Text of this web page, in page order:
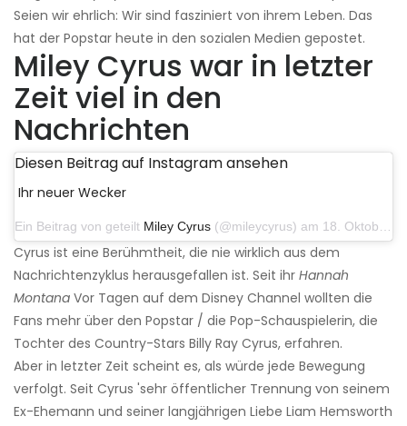
Seien wir ehrlich: Wir sind fasziniert von ihrem Leben. Das
hat der Popstar heute in den sozialen Medien gepostet.
Miley Cyrus war in letzter
Zeit viel in den
Nachrichten
Diesen Beitrag auf Instagram ansehen
Ihr neuer Wecker
Ein Beitrag von geteilt Miley Cyrus (@mileycyrus) am 18. Oktober 2019 um 19:03 Uhr PDT
Cyrus ist eine Berühmtheit, die nie wirklich aus dem
Nachrichtenzyklus herausgefallen ist. Seit ihr Hannah
Montana Vor Tagen auf dem Disney Channel wollten die
Fans mehr über den Popstar / die Pop-Schauspielerin, die
Tochter des Country-Stars Billy Ray Cyrus, erfahren.
Aber in letzter Zeit scheint es, als würde jede Bewegung
verfolgt. Seit Cyrus 'sehr öffentlicher Trennung von seinem
Ex-Ehemann und seiner langjährigen Liebe Liam Hemsworth